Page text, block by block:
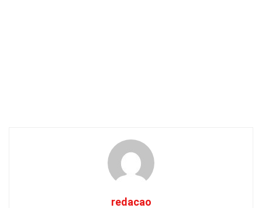
redacao